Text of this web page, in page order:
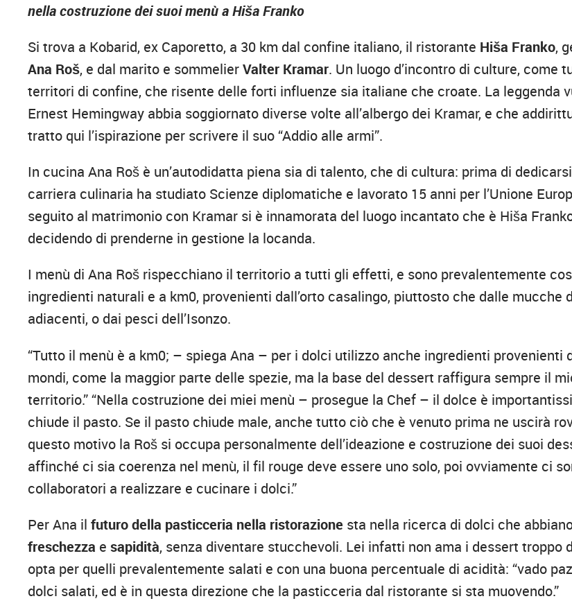
nella costruzione dei suoi menù a Hiša Franko
Si trova a Kobarid, ex Caporetto, a 30 km dal confine italiano, il ristorante Hiša Franko,
Ana Roš, e dal marito e sommelierValter Kramar. Un luogo d’incontro di culture, come
territori di confine, che risente delle forti influenze sia italiane che croate. La leggenda
Ernest Hemingway abbia soggiornato diverse volte all’albergo dei Kramar, e che
tratto qui l’ispirazione per scrivere il suo “Addio alle armi”.
In cucina Ana Roš è un’autodidatta piena sia di talento, che di cultura: prima di
carriera culinaria ha studiato Scienze diplomatiche e lavorato 15 anni per l’Unione
seguito al matrimonio con Kramar si è innamorata del luogo incantato che è Hiša
decidendo di prenderne in gestione la locanda.
I menù di Ana Roš rispecchiano il territorio a tutti gli effetti, e sono prevalentemente
ingredienti naturali e a km0, provenienti dall’orto casalingo, piuttosto che dalle mucche
adiacenti, o dai pesci dell’Isonzo.
“Tutto il menù è a km0; – spiega Ana – per i dolci utilizzo anche ingredienti provenienti
mondi, come la maggior parte delle spezie, ma la base del dessert raffigura sempre il
territorio.” “Nella costruzione dei miei menù – prosegue la Chef – il dolce è
chiude il pasto. Se il pasto chiude male, anche tutto ciò che è venuto prima ne uscirà
questo motivo la Roš si occupa personalmente dell’ideazione e costruzione dei suoi
affinché ci sia coerenza nel menù, il fil rouge deve essere uno solo, poi ovviamente ci
collaboratori a realizzare e cucinare i dolci.”
Per Ana ilfuturo della pasticceria nella ristorazione sta nella ricerca di dolci che
freschezza esapidità, senza diventare stucchevoli. Lei infatti non ama i dessert troppo
opta per quelli prevalentemente salati e con una buona percentuale di acidità: “vado
dolci salati, ed è in questa direzione che la pasticceria dal ristorante si sta muovendo.”